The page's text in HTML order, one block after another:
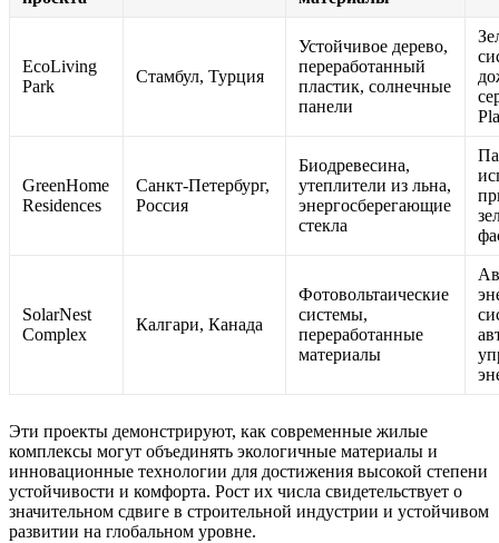
EcoLiving
Park
Стамбул, Турция
Устойчивое дерево,
переработанный
пластик, солнечные
панели
GreenHome
Residences
Санкт-Петербург,
Россия
Биодревесина,
утеплители из льна,
энергосберегающие
стекла
SolarNest
Complex
Калгари, Канада
Фотовольтаические
системы,
переработанные
материалы
Эти проекты демонстрируют, как современные жилые
комплексы могут объединять экологичные материалы и
инновационные технологии для достижения высокой степени
устойчивости и комфорта. Рост их числа свидетельствует о
значительном сдвиге в строительной индустрии и устойчивом
развитии на глобальном уровне.